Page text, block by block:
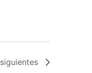
siguientes